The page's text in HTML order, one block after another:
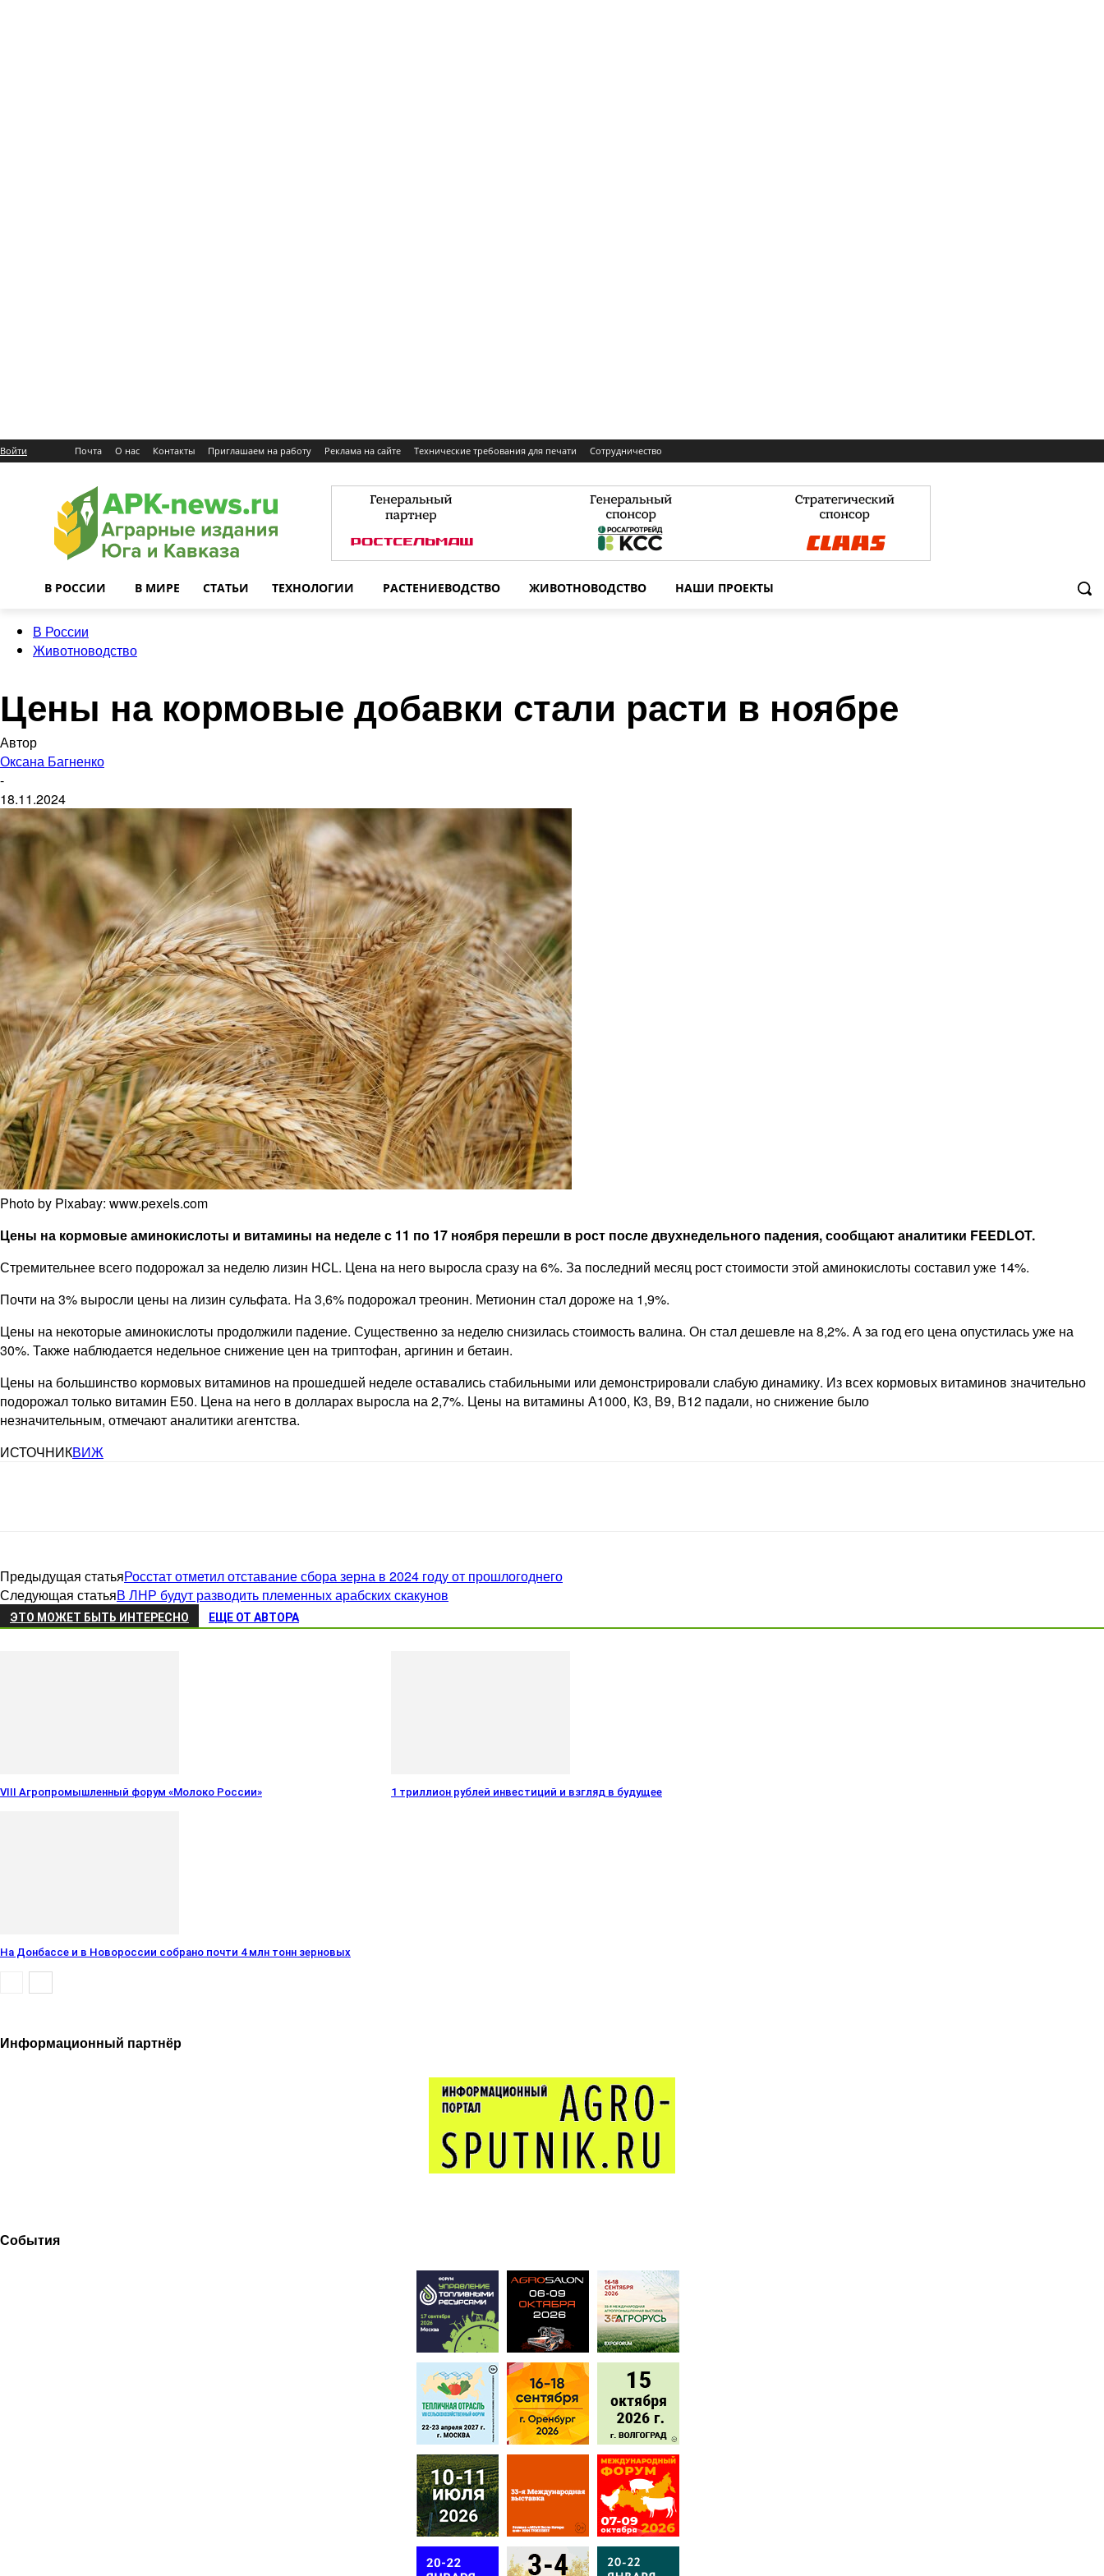
Войти Почта О нас Контакты Приглашаем на работу Реклама на сайте Технические требования для печати Сотрудничество
В РОССИИ В МИРЕ СТАТЬИ ТЕХНОЛОГИИ РАСТЕНИЕВОДСТВО ЖИВОТНОВОДСТВО НАШИ ПРОЕКТЫ
В России
Животноводство
Цены на кормовые добавки стали расти в ноябре
Автор
Оксана Багненко
-
18.11.2024
Photo by Pixabay: www.pexels.com
Цены на кормовые аминокислоты и витамины на неделе с 11 по 17 ноября перешли в рост после двухнедельного падения, сообщают аналитики FEEDLOT.
Стремительнее всего подорожал за неделю лизин HCL. Цена на него выросла сразу на 6%. За последний месяц рост стоимости этой аминокислоты составил уже 14%.
Почти на 3% выросли цены на лизин сульфата. На 3,6% подорожал треонин. Метионин стал дороже на 1,9%.
Цены на некоторые аминокислоты продолжили падение. Существенно за неделю снизилась стоимость валина. Он стал дешевле на 8,2%. А за год его цена опустилась уже на
30%. Также наблюдается недельное снижение цен на триптофан, аргинин и бетаин.
Цены на большинство кормовых витаминов на прошедшей неделе оставались стабильными или демонстрировали слабую динамику. Из всех кормовых витаминов значительно
подорожал только витамин Е50. Цена на него в долларах выросла на 2,7%. Цены на витамины А1000, К3, В9, В12 падали, но снижение было
незначительным, отмечают аналитики агентства.
ИСТОЧНИКВИЖ
Предыдущая статьяРосстат отметил отставание сбора зерна в 2024 году от прошлогоднего
Следующая статьяВ ЛНР будут разводить племенных арабских скакунов
ЭТО МОЖЕТ БЫТЬ ИНТЕРЕСНО ЕЩЕ ОТ АВТОРА
VIII Агропромышленный форум «Молоко России» 1 триллион рублей инвестиций и взгляд в будущее
На Донбассе и в Новороссии собрано почти 4 млн тонн зерновых
Информационный партнёр
События